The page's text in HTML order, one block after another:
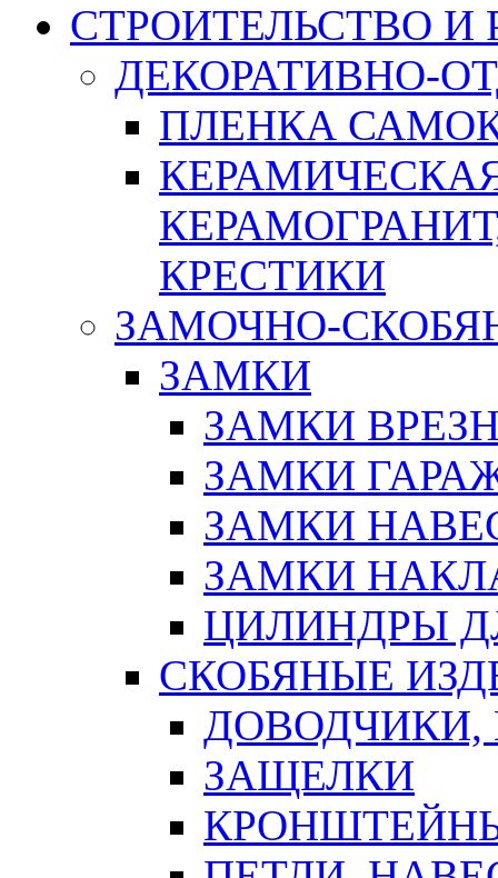
СТРОИТЕЛЬСТВО И
ДЕКОРАТИВНО-
ПЛЕНКА
КРЕСТИКИ
ЗАМОЧНО-
ЗАМКИ
ЗАМКИ
ЗАМКИ
ЗАМКИ
ЗАМКИ
ЦИЛИНДРЫ
СКОБЯНЫЕ
ЗАЩЕЛКИ